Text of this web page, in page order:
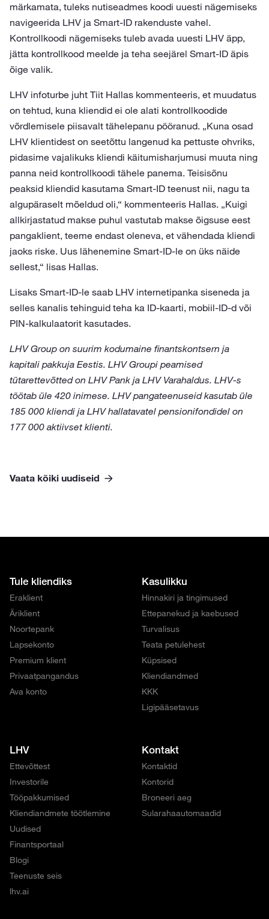
märkamata, tuleks nutiseadmes koodi uuesti nägemiseks
navigeerida LHV ja Smart-ID rakenduste vahel.
Kontrollkoodi nägemiseks tuleb avada uuesti LHV äpp,
jätta kontrollkood meelde ja teha seejärel Smart-ID äpis
õige valik.
LHV infoturbe juht Tiit Hallas kommenteeris, et muudatus
on tehtud, kuna kliendid ei ole alati kontrollkoodide
võrdlemisele piisavalt tähelepanu pööranud. „Kuna osad
LHV klientidest on seetõttu langenud ka pettuste ohvriks,
pidasime vajalikuks kliendi käitumisharjumusi muuta ning
panna neid kontrollkoodi tähele panema. Teisisõnu
peaksid kliendid kasutama Smart-ID teenust nii, nagu ta
algupäraselt mõeldud oli,“ kommenteeris Hallas. „Kuigi
allkirjastatud makse puhul vastutab makse õigsuse eest
pangaklient, teeme endast oleneva, et vähendada kliendi
jaoks riske. Uus lähenemine Smart-ID-le on üks näide
sellest,“ lisas Hallas.
Lisaks Smart-ID-le saab LHV internetipanka siseneda ja
selles kanalis tehinguid teha ka ID-kaarti, mobiil-ID-d või
PIN-kalkulaatorit kasutades.
LHV Group on suurim kodumaine finantskontsern ja
kapitali pakkuja Eestis. LHV Groupi peamised
tütarettevõtted on LHV Pank ja LHV Varahaldus. LHV-s
töötab üle 420 inimese. LHV pangateenuseid kasutab üle
185 000 kliendi ja LHV hallatavatel pensionifondidel on
177 000 aktiivset klienti.
Vaata kõiki uudiseid
Tule kliendiks
Eraklient
Äriklient
Noortepank
Lapsekonto
Premium klient
Privaatpangandus
Ava konto
Kasulikku
Hinnakiri ja tingimused
Ettepanekud ja kaebused
Turvalisus
Teata petulehest
Küpsised
Kliendiandmed
KKK
Ligipääsetavus
LHV
Ettevõttest
Investorile
Tööpakkumised
Kliendiandmete töötlemine
Uudised
Finantsportaal
Blogi
Teenuste seis
lhv.ai
Kontakt
Kontaktid
Kontorid
Broneeri aeg
Sularahaautomaadid